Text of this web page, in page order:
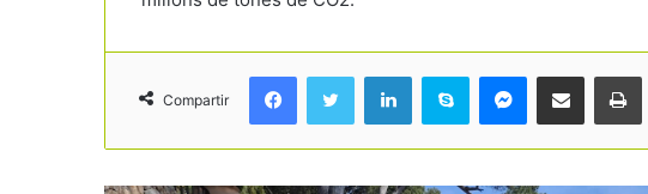
Compartir